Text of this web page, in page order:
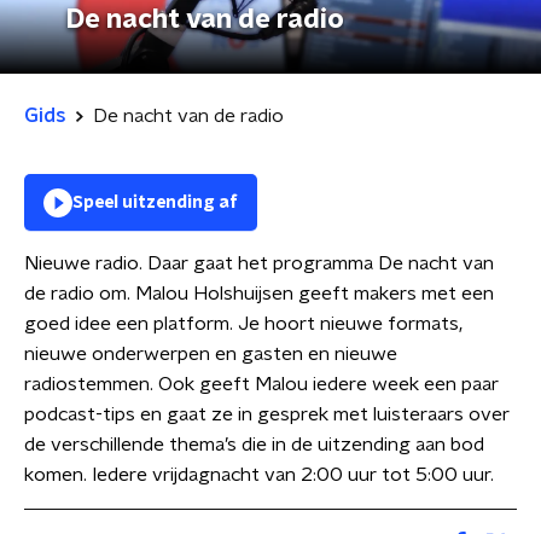
De nacht van de radio
Gids De nacht van de radio
Speel uitzending af
Nieuwe radio. Daar gaat het programma De nacht van
de radio om. Malou Holshuijsen geeft makers met een
goed idee een platform. Je hoort nieuwe formats,
nieuwe onderwerpen en gasten en nieuwe
radiostemmen. Ook geeft Malou iedere week een paar
podcast-tips en gaat ze in gesprek met luisteraars over
de verschillende thema’s die in de uitzending aan bod
komen. Iedere vrijdagnacht van 2:00 uur tot 5:00 uur.